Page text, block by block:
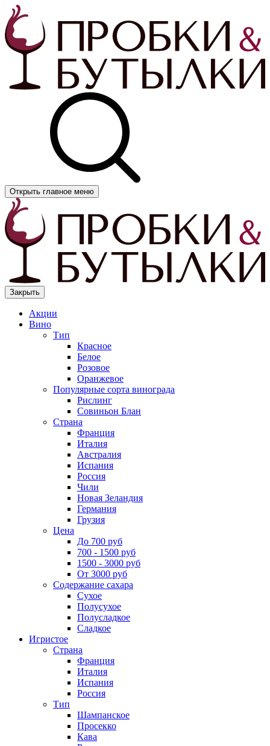
Открыть главное меню
Закрыть
Акции
Вино
Тип
Красное
Белое
Розовое
Оранжевое
Популярные сорта винограда
Рислинг
Совиньон Блан
Страна
Франция
Италия
Австралия
Испания
Россия
Чили
Новая Зеландия
Германия
Грузия
Цена
До 700 руб
700 - 1500 руб
1500 - 3000 руб
От 3000 руб
Содержание сахара
Сухое
Полусухое
Полусладкое
Сладкое
Игристое
Страна
Франция
Италия
Испания
Россия
Тип
Шампанское
Просекко
Кава